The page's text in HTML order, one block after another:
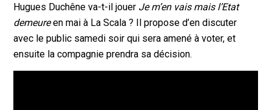
Hugues Duchêne va-t-il jouer Je m’en vais mais l’Etat
demeureen mai à La Scala ? Il propose d’en discuter
avec le public samedi soir qui sera amené à voter, et
ensuite la compagnie prendra sa décision.